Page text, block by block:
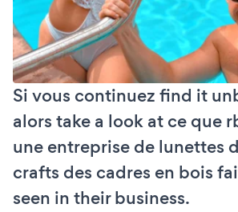
Si vous continuez find it
alors take a look at ce que
une entreprise de lunettes
crafts des cadres en bois
seen in their business.